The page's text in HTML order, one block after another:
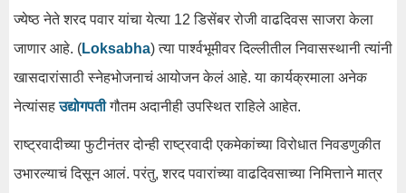
ज्येष्ठ नेते शरद पवार यांचा येत्या 12 डिसेंबर रोजी वाढदिवस साजरा केला
जाणार आहे. (Loksabha) त्या पार्श्वभूमीवर दिल्लीतील निवासस्थानी त्यांनी
खासदारांसाठी स्नेहभोजनाचं आयोजन केलं आहे. या कार्यक्रमाला अनेक
नेत्यांसहउद्योगपती गौतम अदानीही उपस्थित राहिले आहेत.
राष्ट्रवादीच्या फुटीनंतर दोन्ही राष्ट्रवादी एकमेकांच्या विरोधात निवडणुकीत
उभारल्याचं दिसून आलं. परंतु, शरद पवारांच्या वाढदिवसाच्या निमित्ताने मात्र